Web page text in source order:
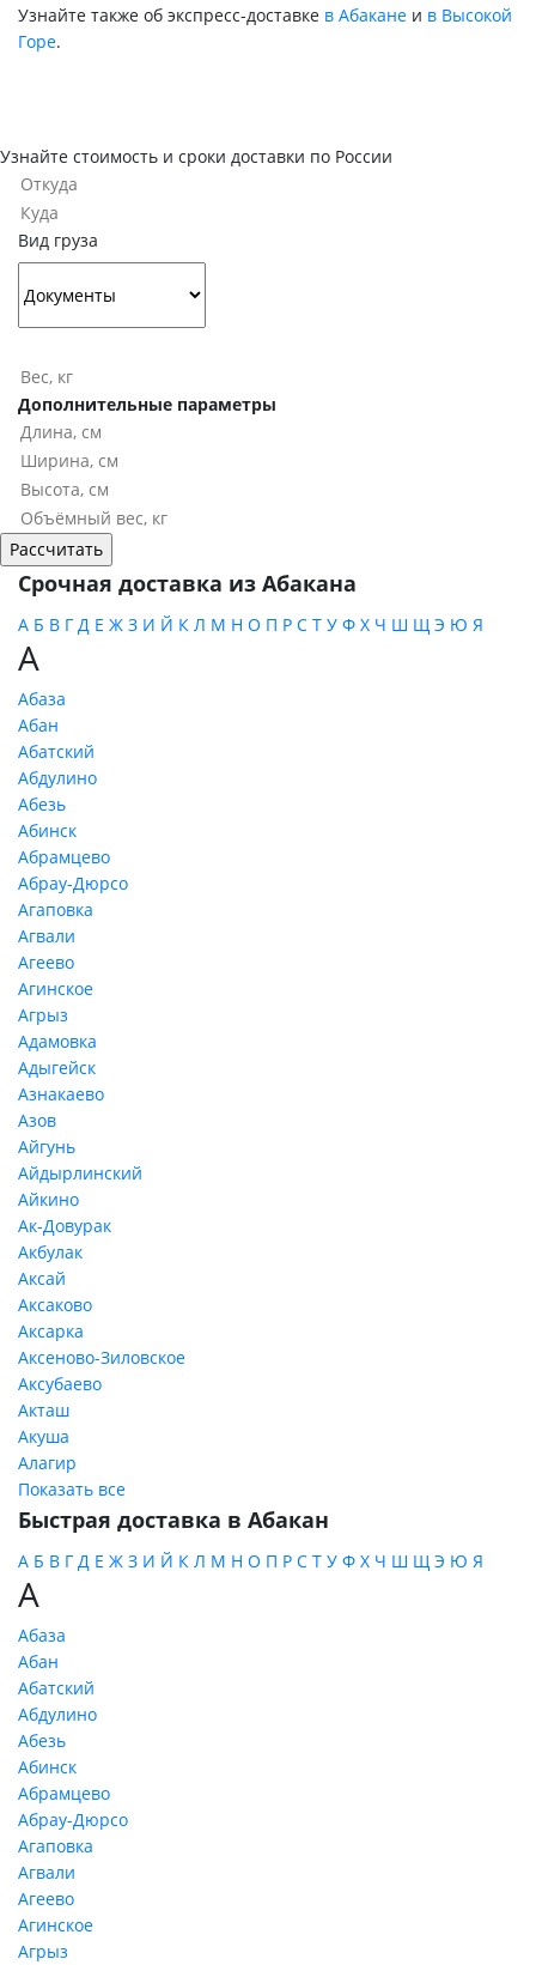
Узнайте также об экспресс-доставке в Абакане и в Высокой
Горе.
Узнайте стоимость и сроки доставки по России
Вид груза
Дополнительные параметры
Срочная доставка из Абакана
А Б В Г Д Е Ж З И Й К Л М Н О П Р С Т У Ф Х Ч Ш Щ Э Ю Я
А
Абаза
Абан
Абатский
Абдулино
Абезь
Абинск
Абрамцево
Абрау-Дюрсо
Агаповка
Агвали
Агеево
Агинское
Агрыз
Адамовка
Адыгейск
Азнакаево
Азов
Айгунь
Айдырлинский
Айкино
Ак-Довурак
Акбулак
Аксай
Аксаково
Аксарка
Аксеново-Зиловское
Аксубаево
Акташ
Акуша
Алагир
Показать все
Быстрая доставка в Абакан
А Б В Г Д Е Ж З И Й К Л М Н О П Р С Т У Ф Х Ч Ш Щ Э Ю Я
А
Абаза
Абан
Абатский
Абдулино
Абезь
Абинск
Абрамцево
Абрау-Дюрсо
Агаповка
Агвали
Агеево
Агинское
Агрыз